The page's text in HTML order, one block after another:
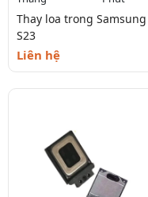
Thay loa trong Samsung
S23
Liên hệ